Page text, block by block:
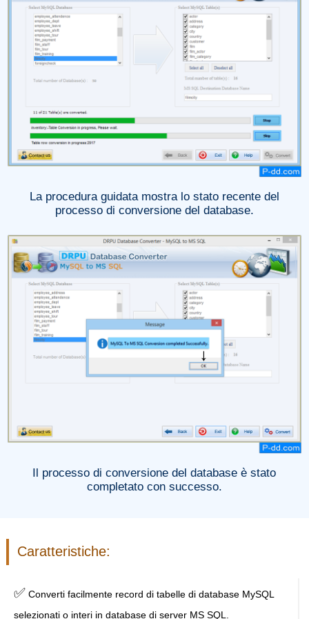
La procedura guidata mostra lo stato recente del
processo di conversione del database.
Il processo di conversione del database è stato
completato con successo.
Caratteristiche:
✅ Converti facilmente record di tabelle di database MySQL
selezionati o interi in database di server MS SQL.